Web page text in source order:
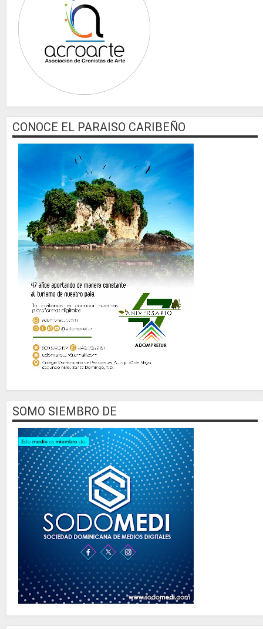
CONOCE EL PARAISO CARIBEÑO
SOMO SIEMBRO DE